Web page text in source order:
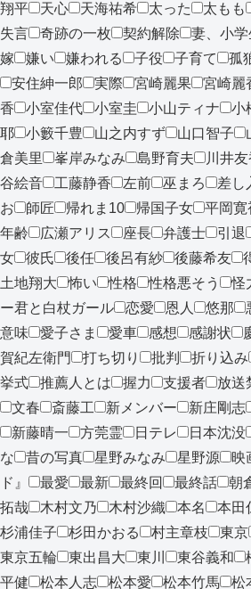
翔平
天心 天海祐希 太った 太もも
失言
奇跡の一枚 契約解除 妻、小学
嫁
嫌い 嫌われる 子役 子育て 孤
安住紳一郎
実際 宮崎麗果 宮崎麗
香
小室佳代 小室圭 小山ティナ 小
耶
小籔千豊 山之内すず 山口智子
倉美里
峯岸みなみ 島野育夫 川井
谷絵音
工藤静香 左前 巫まろ 差し
お
師匠 帰れま10 帰国子女 平岡寛
年齢
広瀬アリス 座長 弁護士 引退
女
彼氏 後任 後呂有紗 後藤希友
土地翔大
怖い 性格 性格悪そう 怪
ー君と白杖ガール
恋愛 恩人 悠那
意味
愛子さま 愛車 感想 感謝状
賀紀左衛門
打ち切り 批判 折り込み
挙式
推薦人とは 握力 支援者 放送
文春
斎藤工 新メンバー 新庄剛志
新藤晴一
方莞霊 日テレ 日本沈没
な
昔の写真 星野みなみ 星野源
映
ド』
最愛 最新 最終回 最終話 朝
拓哉
木村文乃 木村沙織 本名 本田
杉浦佳子
杉田かおる 村主章枝 東京
東京五輪
東出昌大 東川 東谷義和
平健
松本人志 松本愛 松本竹馬 松